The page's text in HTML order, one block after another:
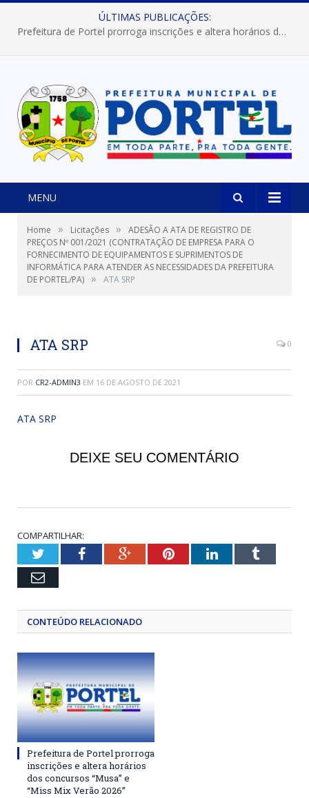
ÚLTIMAS PUBLICAÇÕES:
Prefeitura de Portel prorroga inscrições e altera horários dos concursos “Musa” e “Miss Mix Verão 2026”
MENU
Home » Licitações »
ADESÃO A ATA DE REGISTRO DE
PREÇOS Nº 001/2021 (CONTRATAÇÃO DE EMPRESA PARA O
FORNECIMENTO DE EQUIPAMENTOS E SUPRIMENTOS DE
INFORMÁTICA PARA ATENDER AS NECESSIDADES DA PREFEITURA
DE PORTEL/PA) » ATA SRP
ATA SRP 0
POR CR2-ADMIN3 EM 16 DE AGOSTO DE 2021
ATA SRP
DEIXE SEU COMENTÁRIO
COMPARTILHAR:
TwitterFacebookGoogle+PinterestLinkedInTumblr
Email
CONTEÚDO RELACIONADO
Prefeitura de Portel prorroga
inscrições e altera horários
dos concursos “Musa” e
“Miss Mix Verão 2026”